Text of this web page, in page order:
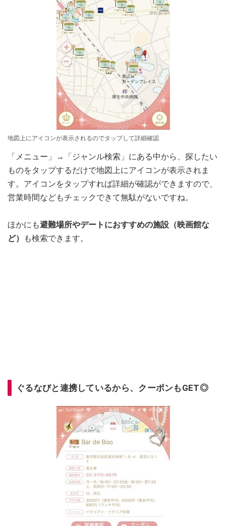
地図上にアイコンが表示されるのでタップして詳細確認
「メニュー」→「ジャンル検索」にある中から、探したい
ものをタップするだけで地図上にアイコンが表示されま
す。アイコンをタップすれば詳細が確認ができますので、
営業時間などもチェックできて無駄がないですね。
ほかにも避難場所やデートにおすすめの施設（映画館な
ど）
も検索できます。
ぐるなびと連携しているから、クーポンもGET◎